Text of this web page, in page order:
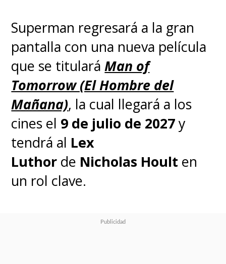
Superman regresará a la gran
pantalla con una nueva película
que se titulará Man of
Tomorrow (El Hombre del
Mañana), la cual llegará a los
cines el 9 de julio de 2027y
tendrá al Lex
Luthor de Nicholas Hoult en
un rol clave.